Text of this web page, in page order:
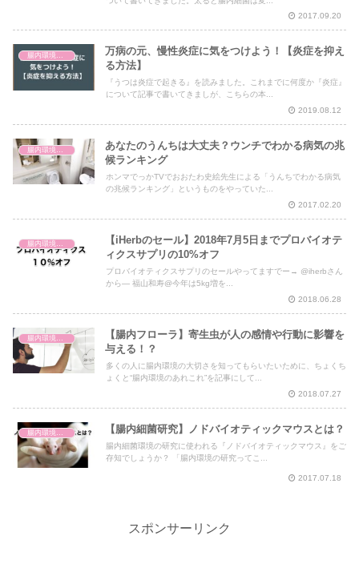
2017.09.20
万病の元、慢性炎症に気をつけよう！【炎症を抑え
る方法】
『うつは炎症で起きる』を読みました。これまでに何度か『炎症』
について記事で書いてきましが、こちらの本...
2019.08.12
あなたのうんちは大丈夫？ウンチでわかる病気の兆
候ランキング
ホンマでっかTVでおおたわ史絵先生による「うんちでわかる病気
の兆候ランキング」というものをやっていた...
2017.02.20
腸内環境と体の仕組み
【iHerbのセール】2018年7月5日までプロバイオテ
ィクスサプリの10%オフ
プロバイオティクスサプリのセールやってますでー→ @iherbさん
から— 福山和寿@今年は5kg増を...
2018.06.28
腸内環境と体の仕組み
【腸内フローラ】寄生虫が人の感情や行動に影響を
与える！？
多くの人に腸内環境の大切さを知ってもらいたいために、ちょくち
ょくと“腸内環境のあれこれ”を記事にして...
2018.07.27
腸内環境と体の仕組み 【腸内細菌研究】ノドバイオティックマウスとは？
腸内細菌環境の研究に使われる『ノドバイオティックマウス』をご
存知でしょうか？ 「腸内環境の研究ってこ...
2017.07.18
スポンサーリンク